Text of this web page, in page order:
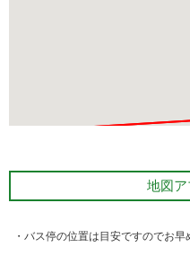
地図ア
・バス停の位置は目安ですのでお早